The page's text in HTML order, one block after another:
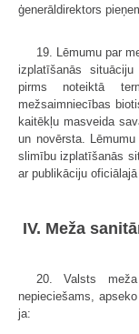
ģenerāldirektors
19. Lēmumu par
izplatīšanās
pirms noteiktā
mežsaimniecības
kaitēkļu masveida
un novērsta.
slimību izplatīšanās
ar publikāciju
IV. Meža
20. Valsts
nepieciešams,
ja: